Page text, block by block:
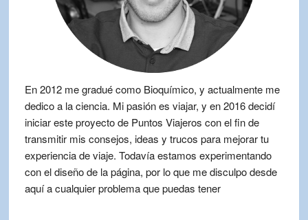
En 2012 me gradué como Bioquímico, y actualmente me
dedico a la ciencia. Mi pasión es viajar, y en 2016 decidí
iniciar este proyecto de Puntos Viajeros con el fin de
transmitir mis consejos, ideas y trucos para mejorar tu
experiencia de viaje. Todavía estamos experimentando
con el diseño de la página, por lo que me disculpo desde
aquí a cualquier problema que puedas tener